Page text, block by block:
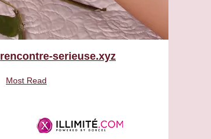
rencontre-serieuse.xyz
Most Read